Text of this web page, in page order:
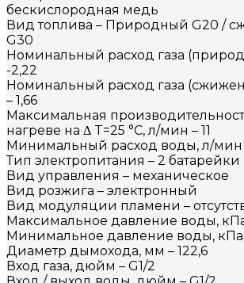
бескислородная медь
Вид топлива – Природный G20 /
G30
Номинальный расход газа
-2,22
Номинальный расход газа
– 1,66
Максимальная
нагреве на Δ T=25 °С, л/мин – 11
Минимальный расход воды, л/мин
Тип электропитания – 2 батарейки
Вид управления – механическое
Вид розжига – электронный
Вид модуляции пламени –
Максимальное давление воды,
Минимальное давление воды, кПа
Диаметр дымохода, мм – 122,6
Вход газа, дюйм – G1/2